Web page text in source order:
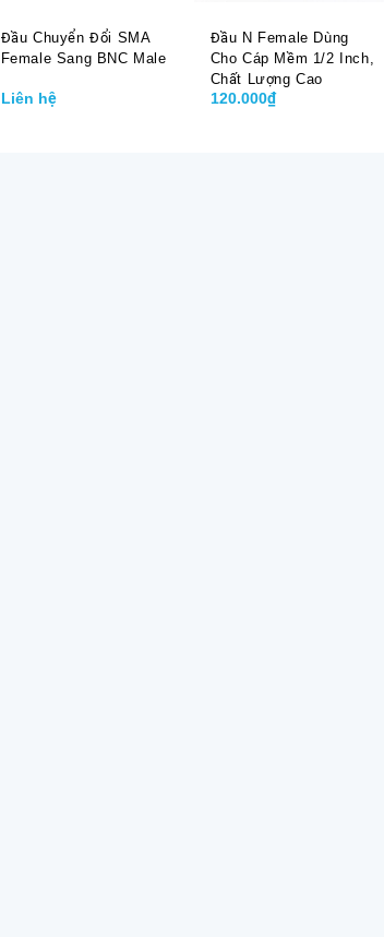
Đầu Chuyển Đổi SMA
Female Sang BNC Male
Liên hệ
Đầu N Female Dùng
Cho Cáp Mềm 1/2 Inch,
Chất Lượng Cao
120.000₫